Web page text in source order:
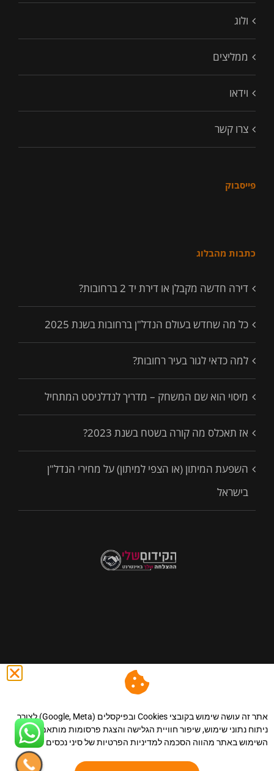
ולוג
ממליצים
וידאו
צרו קשר
פייסבוק
כתבות מהבלוג
דירה חדשה מקבלן או דירת יד 2 ברחובות?
כל מה שחדש בעולם הנדל"ן ברחובות בשנת 2025
למה כדאי לגור בעיר רחובות?
מיסוי הוא שם המשחק – מדריך לנדלניסט המתחיל
אז תאכלס מה קורה בשטח בשנת 2023?
השפעת המיתון (או הצפי למיתון) על מחירי הנדל"ן
בישראל
@ כול הזכויות שמורות לסיני נכסים - השקעות,שיווק נדל"ן ונכסים
תקנון אתר. | llms.
אתר זה עושה שימוש בקובצי Cookies ובפיקסלים (Google, Meta) לצורך
ניתוח נתוני שימוש, שיפור חוויית הגלישה והצגת פרסומות מותאמות.
השימוש באתר מהווה הסכמה למדיניות הפרטיות של סיני נכסים